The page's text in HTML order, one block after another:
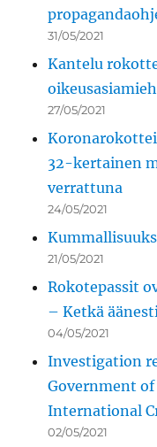
31/05/2021
Kantelu
27/05/2021
32-kertainen
verrattuna
24/05/2021
21/05/2021
Rokotepassit
– Ketkä
04/05/2021
Investigation
Government
International
02/05/2021